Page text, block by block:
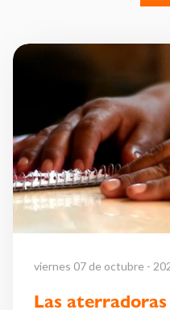
viernes 07 de octubre -
Las